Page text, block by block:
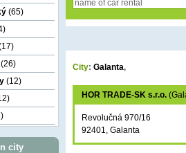
(65)
(26)
(12)
city
City: Galanta,
HOR TRADE-SK s.r.o.
Revolučná 970/16
92401, Galanta